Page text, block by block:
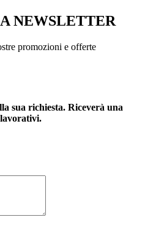
NEWSLETTER
promozioni e offerte
sua richiesta. Riceverà una